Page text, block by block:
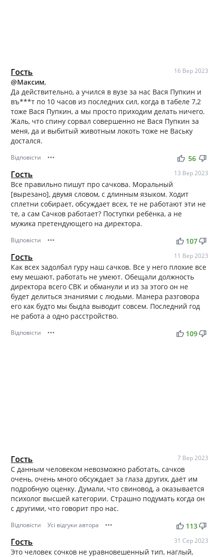
Гость 16 Вер 2023
@Максим,
Да действительно, а учился в вузе за нас Вася Пупкин и
въ***т по 10 часов из последних сил, когда в табеле 7,2
тоже Вася Пупкин, а мы просто приходим делать ничего.
Жаль, что спину сорвал совершенно не Вася Пупкин за
меня, да и выбитый животным локоть тоже не Ваську
достался.
Відповісти ••• thumb_up thumb_down
56
Гость 13 Вер 2023
Все правильно пишут про сачкова. Моральный
[вырезано], двумя словом, с длинным языком. Ходит
сплетни собирает, обсуждает всех, те не работают эти не
те, а сам Сачков работает? Поступки ребёнка, а не
мужика претендующего на директора.
Відповісти ••• thumb_up thumb_down
107
Гость 11 Вер 2023
Как всех задолбал гуру наш сачков. Все у него плохие все
ему мешают, работать не умеют. Обещали должность
директора всего СВК и обманули и из за этого он не
будет делиться знаниями с людьми. Манера разговора
его как будто мы быдла выводит совсем. Последний год
не работа а одно расстройство.
Відповісти ••• thumb_up thumb_down
109
Гость 7 Вер 2023
С данным человеком невозможно работать, сачков
очень, очень много обсуждает за глаза других, даёт им
подробную оценку. Думали, что свиновод, а оказывается
психолог высшей категории. Страшно подумать когда он
с другими, что говорит про нас.
Відповісти Усі відгуки автора ••• thumb_up thumb_down
113
Гость 31 Сер 2023
Это человек сочков не уравновешенный тип, наглый,